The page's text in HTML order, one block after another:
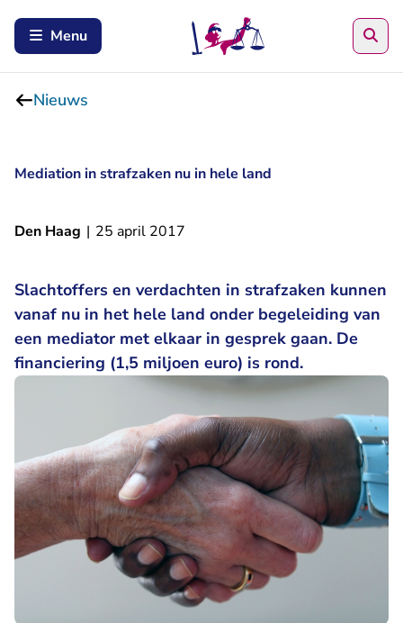
Menu
Nieuws
Mediation in strafzaken nu in hele land
Den Haag | 25 april 2017
Slachtoffers en verdachten in strafzaken kunnen
vanaf nu in het hele land onder begeleiding van
een mediator met elkaar in gesprek gaan. De
financiering (1,5 miljoen euro) is rond.